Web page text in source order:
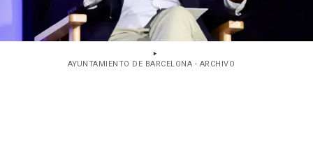
AYUNTAMIENTO DE BARCELONA - ARCHIVO